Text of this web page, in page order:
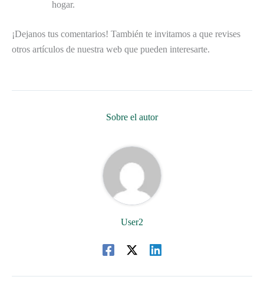
hogar.
¡Dejanos tus comentarios! También te invitamos a que revises
otros artículos de nuestra web que pueden interesarte.
Sobre el autor
User2